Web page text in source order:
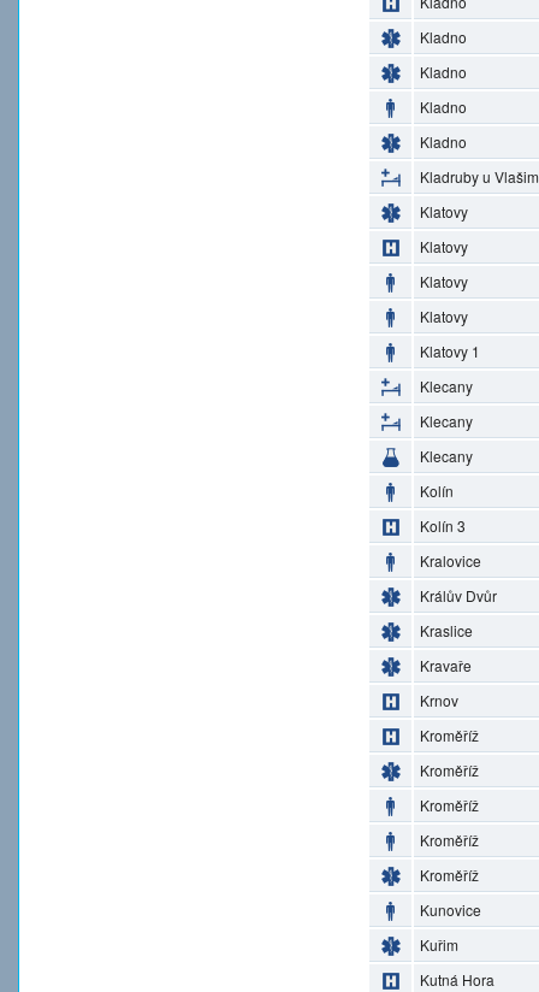
Kladno
Kladno
Kladno
Kladno
Kladruby u
Klatovy
Klatovy
Klatovy
Klatovy
Klatovy 1
Klecany
Klecany
Klecany
Kolín
Kolín 3
Kralovice
Králův Dvůr
Kraslice
Kravaře
Krnov
Kroměříž
Kroměříž
Kroměříž
Kroměříž
Kroměříž
Kunovice
Kuřim
Kutná Hora